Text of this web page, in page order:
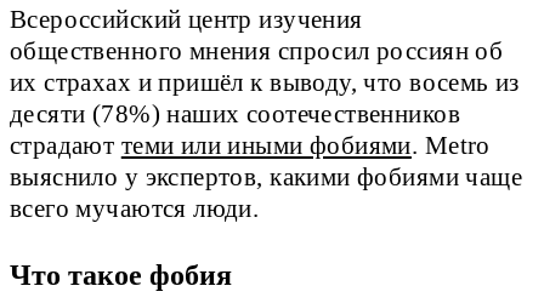
Всероссийский центр изучения
общественного мнения спросил россиян об
их страхах и пришёл к выводу, что восемь из
десяти (78%) наших соотечественников
страдают теми или иными фобиями. Metro
выяснило у экспертов, какими фобиями чаще
всего мучаются люди.
Что такое фобия